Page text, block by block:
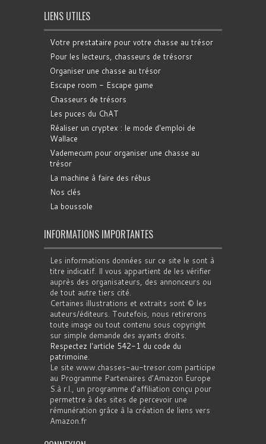
LIENS UTILES
Votre prestataire pour votre chasse au trésor
Pour les lecteurs, chasseurs de trésorsr
Organiser une chasse au trésor
Escape room - Escape game
Chasseurs de trésors
Les puces du ChAT
Réaliser un cryptex : le mode d'emploi de
Wallace
Vademecum pour organiser une chasse au
trésor
La machine à faire des rébus
Nos clés
La boussole
INFORMATIONS IMPORTANTES
Les informations données sur ce site le sont à
titre indicatif. Il vous appartient de les vérifier
auprès des organisateurs, des annonceurs ou
de tout autre tiers cité.
Certaines illustrations et extraits sont © les
auteurs/éditeurs. Toutefois, nous retirerons
toute image ou tout contenu sous copyright
sur simple demande des ayants droits.
Respectez l'article 542-1 du code du
patrimoine.
Le site www.chasses-au-tresor.com participe
au Programme Partenaires d’Amazon Europe
S.à r.l., un programme d’affiliation conçu pour
permettre à des sites de percevoir une
rémunération grâce à la création de liens vers
Amazon.fr